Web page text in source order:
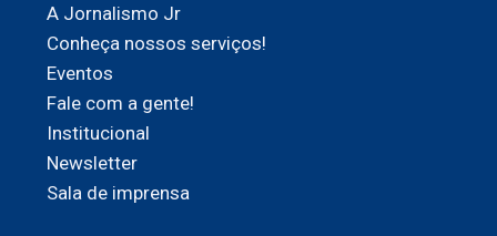
A Jornalismo Jr
Conheça nossos serviços!
Eventos
Fale com a gente!
Institucional
Newsletter
Sala de imprensa